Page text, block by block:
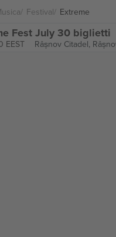
Festival Extreme
Fest July 30 biglietti
EEST Râșnov Citadel,